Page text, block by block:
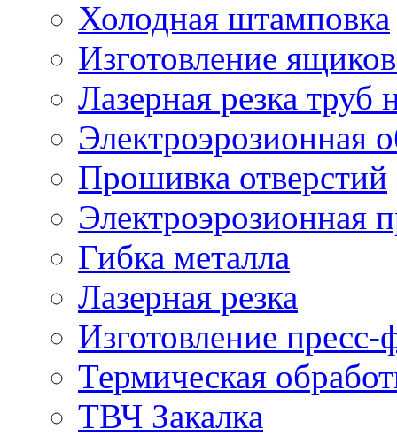
Холодная штамповка
Изготовление
Лазерная резка труб
Электроэрозионная
Прошивка отверстий
Электроэрозионная
Гибка металла
Лазерная резка
Изготовление
Термическая
ТВЧ Закалка